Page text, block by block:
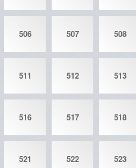
506 507 508
511 512 513
516 517 518
521 522 523